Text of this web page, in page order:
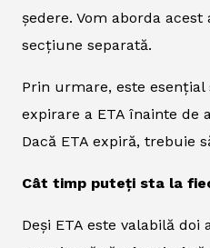
ședere. Vom aborda
secțiune separată.
Prin urmare, este
expirare a ETA înainte de
Dacă ETA expiră, trebuie
Cât timp puteți sta la
Deși ETA este valabilă doi